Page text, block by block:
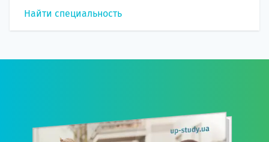
Найти специальность